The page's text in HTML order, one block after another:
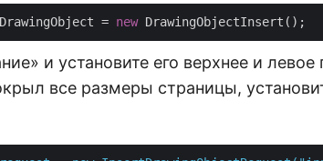
= new
и установите его верхнее и левое
все размеры страницы,